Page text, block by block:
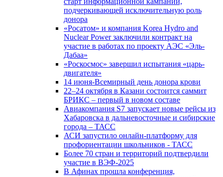
подчеркивающей исключительную роль
донора
«Росатом» и компания Korea Hydro and
Nuclear Power заключили контракт на
участие в работах по проекту АЭС «Эль-
Дабаа»
«Роскосмос» завершил испытания «царь-
двигателя»
14 июня-Всемирный день донора крови
22–24 октября в Казани состоится саммит
БРИКС – первый в новом составе
Авиакомпания S7 запускает новые рейсы из
Хабаровска в дальневосточные и сибирские
города – ТАСС
АСИ запустило онлайн-платформу для
профориентации школьников - ТАСС
Более 70 стран и территорий подтвердили
участие в ВЭФ-2025
В Афинах прошла конференция,